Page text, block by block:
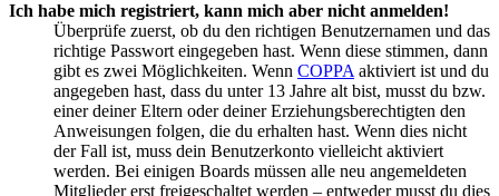
Ich habe mich registriert, kann mich aber nicht anmelden!
Überprüfe zuerst, ob du den richtigen Benutzernamen und das
richtige Passwort eingegeben hast. Wenn diese stimmen, dann
gibt es zwei Möglichkeiten. Wenn COPPA aktiviert ist und du
angegeben hast, dass du unter 13 Jahre alt bist, musst du bzw.
einer deiner Eltern oder deiner Erziehungsberechtigten den
Anweisungen folgen, die du erhalten hast. Wenn dies nicht
der Fall ist, muss dein Benutzerkonto vielleicht aktiviert
werden. Bei einigen Boards müssen alle neu angemeldeten
Mitglieder erst freigeschaltet werden – entweder musst du dies